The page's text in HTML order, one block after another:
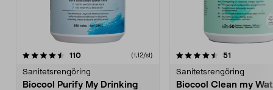
110recensioner (1,12/st)
Sanitetsrengöring
Biocool Purify My Drinking
4.5av 5 stjärnor 51
Sanitetsrengöring
Biocool Clean my